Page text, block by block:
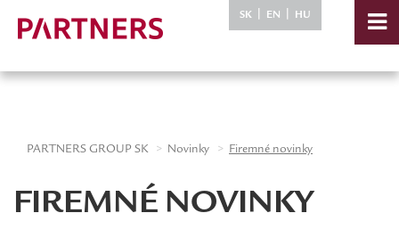
SK EN HU
PARTNERS GROUP SK Novinky Firemné novinky
FIREMNÉ NOVINKY